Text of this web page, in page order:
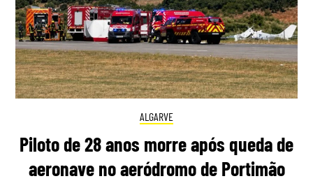
ALGARVE
Piloto de 28 anos morre após queda de
aeronave no aeródromo de Portimão